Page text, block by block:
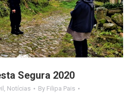
Segura 2020
, Notícias By Filipa Pais